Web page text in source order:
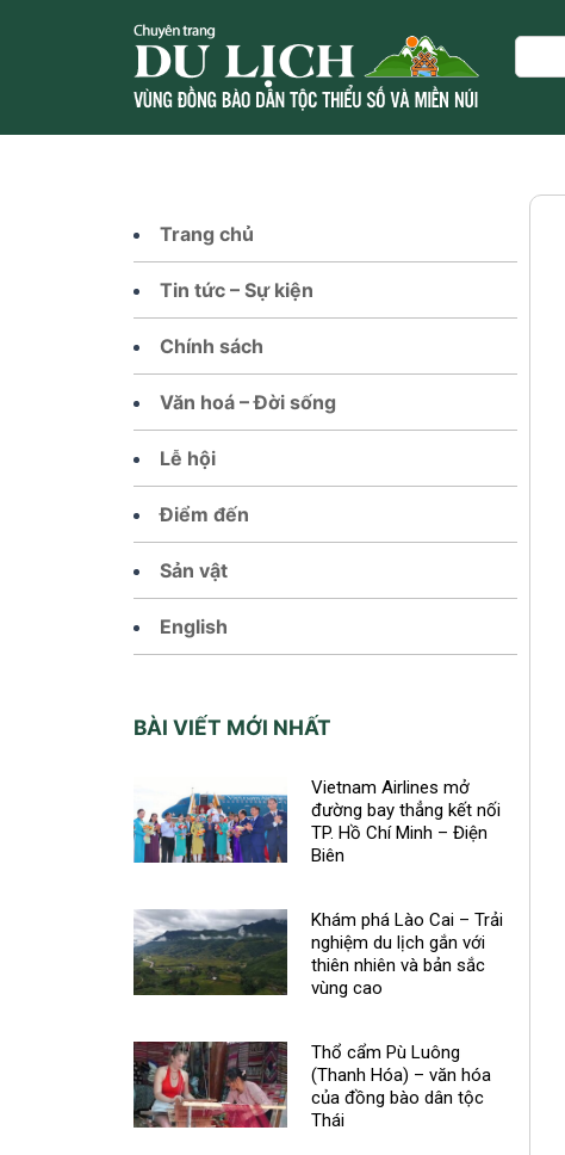
Search
Trang chủ
Tin tức – Sự kiện
Chính sách
Văn hoá – Đời sống
Lễ hội
Điểm đến
Sản vật
English
BÀI VIẾT MỚI NHẤT
Vietnam Airlines mở
đường bay thẳng kết nối
TP. Hồ Chí Minh – Điện
Biên
Khám phá Lào Cai – Trải
nghiệm du lịch gắn với
thiên nhiên và bản sắc
vùng cao
Thổ cẩm Pù Luông
(Thanh Hóa) – văn hóa
của đồng bào dân tộc
Thái